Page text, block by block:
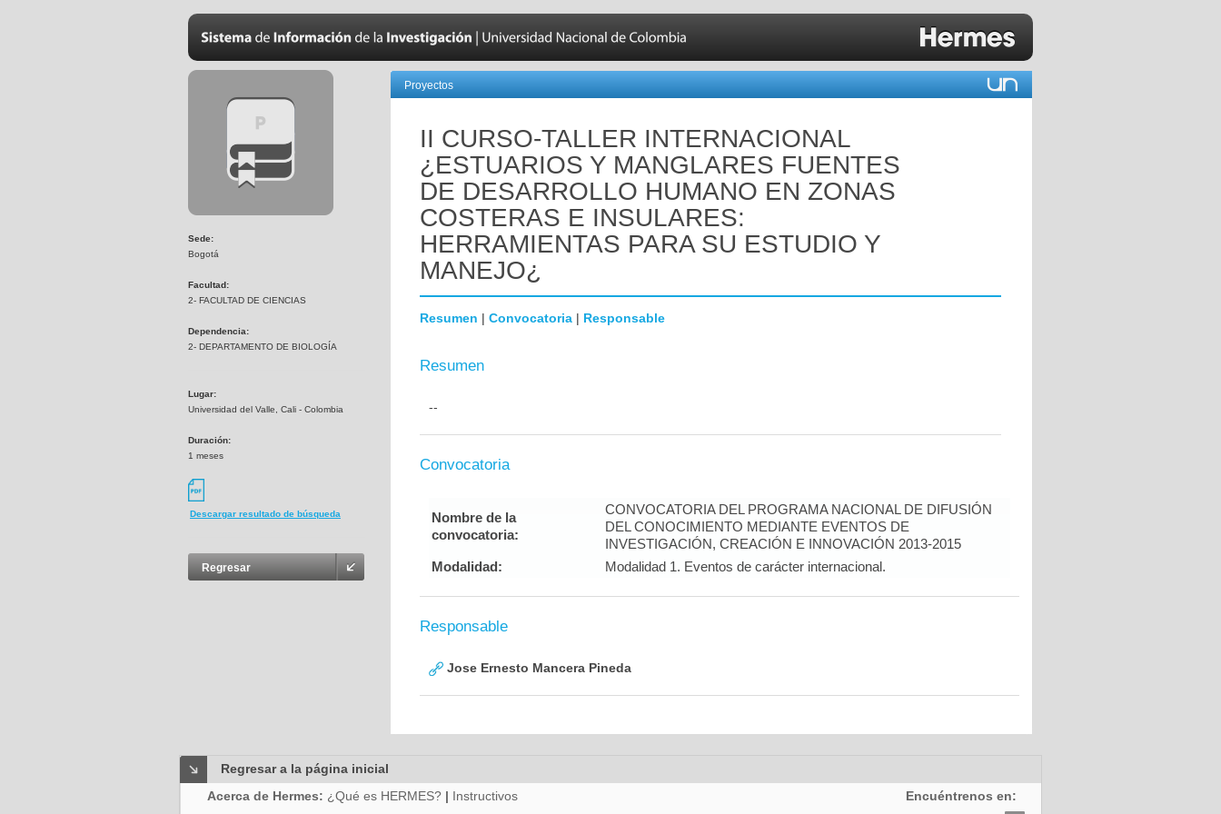
Sede:
Bogotá
Facultad:
2- FACULTAD DE CIENCIAS
Dependencia:
2- DEPARTAMENTO DE BIOLOGÍA
Lugar:
Universidad del Valle, Cali - Colombia
Duración:
1 meses
Descargar resultado de búsqueda
Regresar
Proyectos
II CURSO-TALLER INTERNACIONAL
¿ESTUARIOS Y MANGLARES FUENTES
DE DESARROLLO HUMANO EN ZONAS
COSTERAS E INSULARES:
HERRAMIENTAS PARA SU ESTUDIO Y
MANEJO¿
Resumen | Convocatoria | Responsable
Resumen
--
Convocatoria
Nombre de la
convocatoria:
CONVOCATORIA DEL PROGRAMA NACIONAL DE DIFUSIÓN
DEL CONOCIMIENTO MEDIANTE EVENTOS DE
INVESTIGACIÓN, CREACIÓN E INNOVACIÓN 2013-2015
Modalidad:
Modalidad 1. Eventos de carácter internacional.
Responsable
Jose Ernesto Mancera Pineda
Regresar a la página inicial
Acerca de Hermes: ¿Qué es HERMES? | Instructivos Encuéntrenos en: